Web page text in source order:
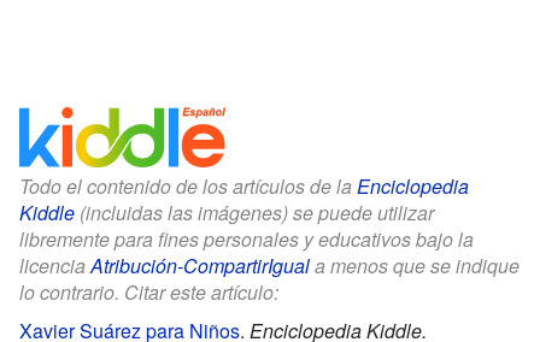
Todo el contenido de los artículos de la Enciclopedia
Kiddle (incluidas las imágenes) se puede utilizar
libremente para fines personales y educativos bajo la
licenciaAtribución-CompartirIguala menos que se indique
lo contrario. Citar este artículo:
Xavier Suárez para Niños. Enciclopedia Kiddle.